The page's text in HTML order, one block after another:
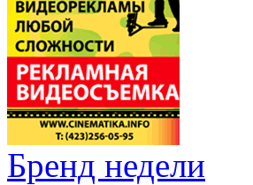
Бренд недели